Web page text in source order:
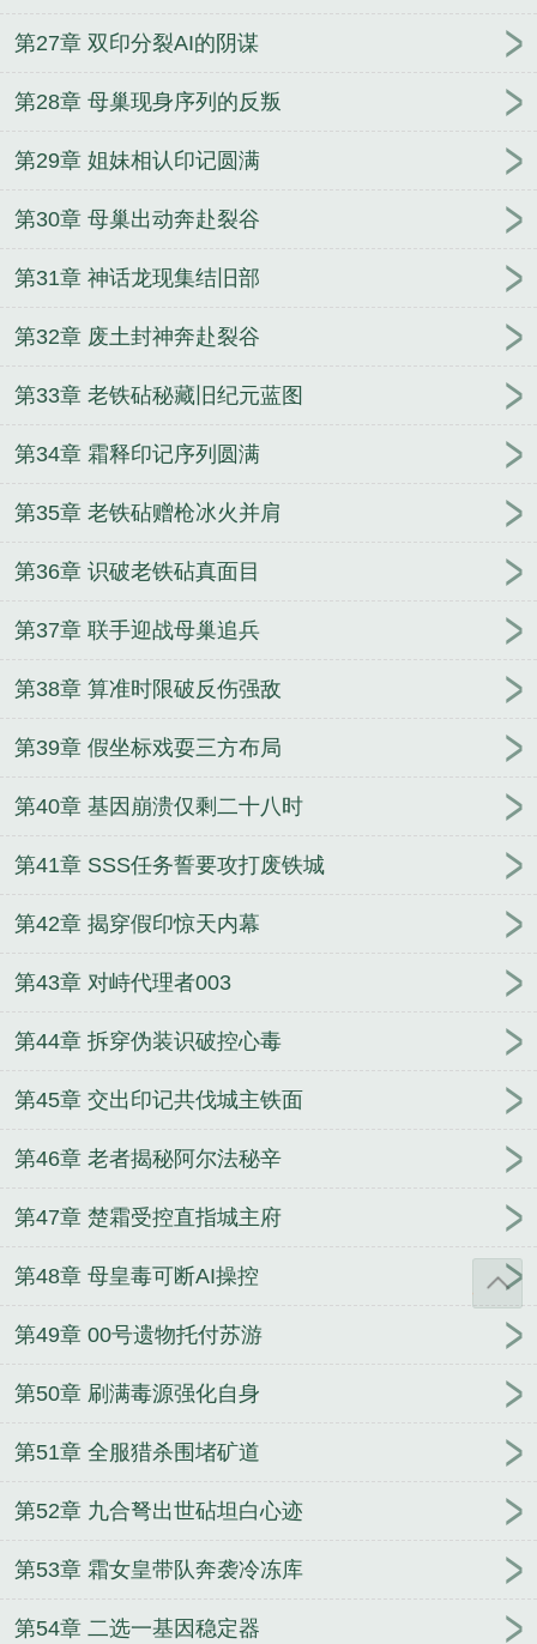
第27章 双印分裂AI的阴谋
第28章 母巢现身序列的反叛
第29章 姐妹相认印记圆满
第30章 母巢出动奔赴裂谷
第31章 神话龙现集结旧部
第32章 废土封神奔赴裂谷
第33章 老铁砧秘藏旧纪元蓝图
第34章 霜释印记序列圆满
第35章 老铁砧赠枪冰火并肩
第36章 识破老铁砧真面目
第37章 联手迎战母巢追兵
第38章 算准时限破反伤强敌
第39章 假坐标戏耍三方布局
第40章 基因崩溃仅剩二十八时
第41章 SSS任务誓要攻打废铁城
第42章 揭穿假印惊天内幕
第43章 对峙代理者003
第44章 拆穿伪装识破控心毒
第45章 交出印记共伐城主铁面
第46章 老者揭秘阿尔法秘辛
第47章 楚霜受控直指城主府
第48章 母皇毒可断AI操控
第49章 00号遗物托付苏游
第50章 刷满毒源强化自身
第51章 全服猎杀围堵矿道
第52章 九合弩出世砧坦白心迹
第53章 霜女皇带队奔袭冷冻库
第54章 二选一基因稳定器